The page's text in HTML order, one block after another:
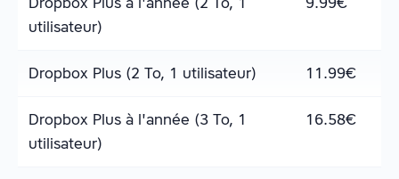
utilisateur)
Dropbox Plus (2 To, 1 utilisateur) 11.99€
Dropbox Plus à l'année (3 To, 1
utilisateur)
16.58€